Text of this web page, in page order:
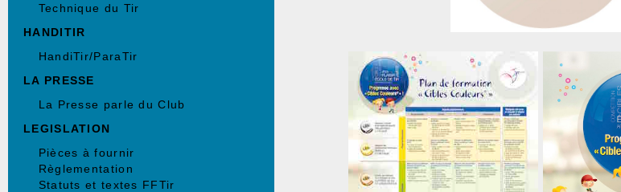
Technique du Tir
HANDITIR
HandiTir/ParaTir
LA PRESSE
La Presse parle du Club
LEGISLATION
Pièces à fournir
Règlementation
Statuts et textes FFTir